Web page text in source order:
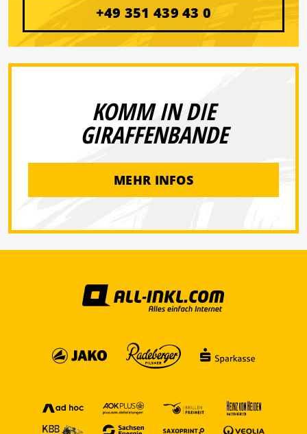
+49 351 439 43 0
KOMM IN DIE
GIRAFFENBANDE
MEHR INFOS